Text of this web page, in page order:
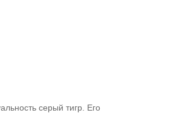
серый тигр. Его